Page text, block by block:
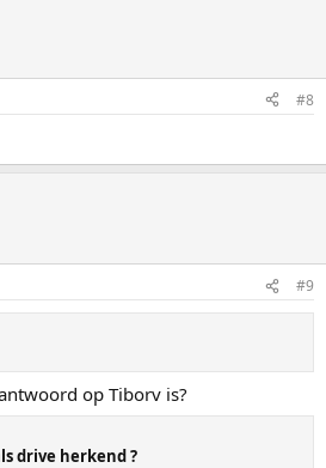
#8
#9
op Tiborv is?
drive herkend ?